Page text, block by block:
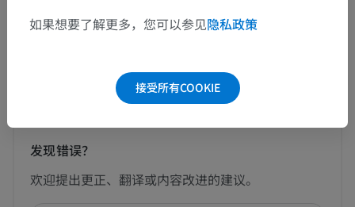
发现错误？
欢迎提出更正、翻译或内容改进的建议。
如果想要了解更多，您可以参见隐私政策
接受所有COOKIE